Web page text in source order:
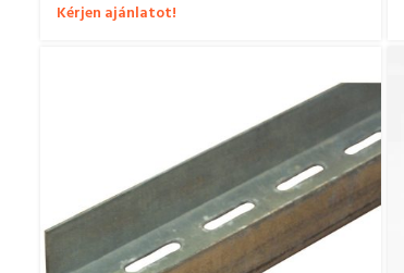
Kérjen ajánlatot!